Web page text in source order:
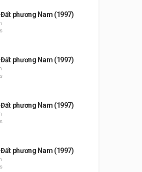
phương Nam (1997)
phương Nam (1997)
phương Nam (1997)
phương Nam (1997)